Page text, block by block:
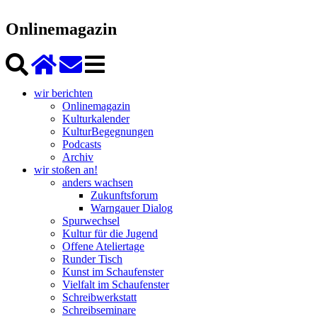
Onlinemagazin
wir berichten
Onlinemagazin
Kulturkalender
KulturBegegnungen
Podcasts
Archiv
wir stoßen an!
anders wachsen
Zukunftsforum
Warngauer Dialog
Spurwechsel
Kultur für die Jugend
Offene Ateliertage
Runder Tisch
Kunst im Schaufenster
Vielfalt im Schaufenster
Schreibwerkstatt
Schreibseminare